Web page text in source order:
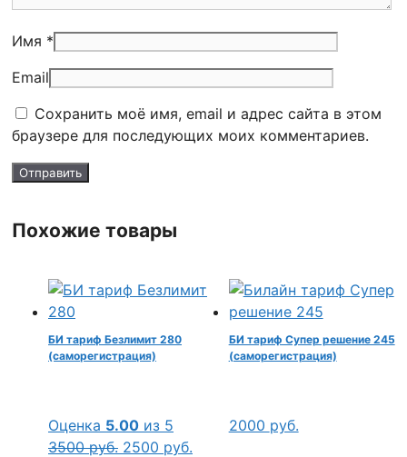
Имя *
Email
Сохранить моё имя, email и адрес сайта в этом
браузере для последующих моих комментариев.
Похожие товары
БИ тариф Безлимит 280
(саморегистрация)
Оценка 5.00 из 5
3500руб. Первоначальная
2500 руб.
БИ тариф Супер решение 245
(саморегистрация)
2000 руб.